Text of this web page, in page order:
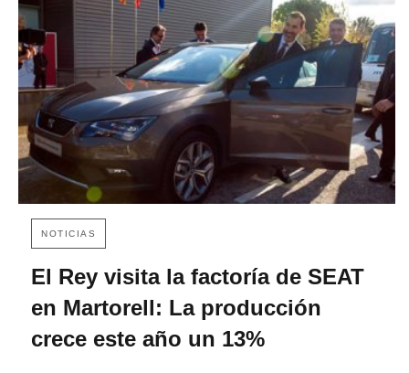
NOTICIAS
El Rey visita la factoría de SEAT
en Martorell: La producción
crece este año un 13%